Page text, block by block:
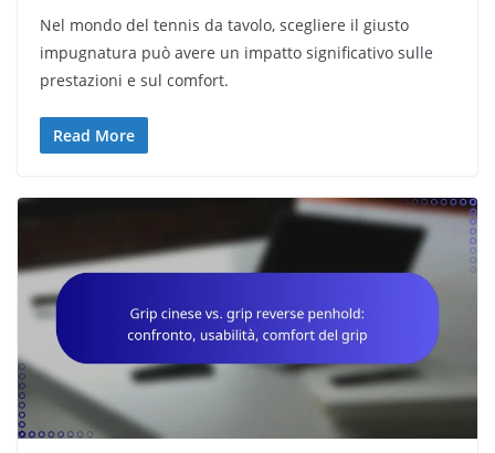
Nel mondo del tennis da tavolo, scegliere il giusto
impugnatura può avere un impatto significativo sulle
prestazioni e sul comfort.
Read More